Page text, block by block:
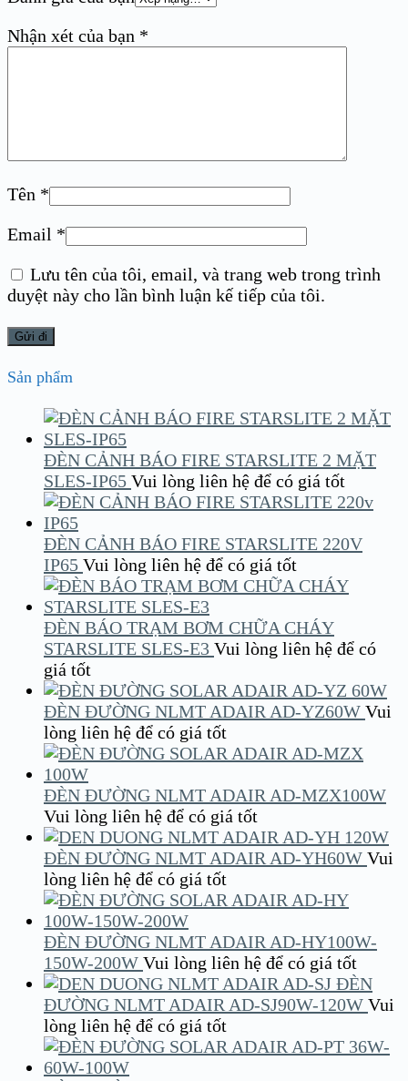
Nhận xét của bạn *
Tên *
Email *
Lưu tên của tôi, email, và trang web trong trình
duyệt này cho lần bình luận kế tiếp của tôi.
Sản phẩm
ĐÈN CẢNH BÁO FIRE STARSLITE 2 MẶT
SLES-IP65 Vui lòng liên hệ để có giá tốt
ĐÈN CẢNH BÁO FIRE STARSLITE 220V
IP65 Vui lòng liên hệ để có giá tốt
ĐÈN BÁO TRẠM BƠM CHỮA CHÁY
STARSLITE SLES-E3 Vui lòng liên hệ để có
giá tốt
ĐÈN ĐƯỜNG NLMT ADAIR AD-YZ60W Vui
lòng liên hệ để có giá tốt
ĐÈN ĐƯỜNG NLMT ADAIR AD-MZX100W
Vui lòng liên hệ để có giá tốt
ĐÈN ĐƯỜNG NLMT ADAIR AD-YH60W Vui
lòng liên hệ để có giá tốt
ĐÈN ĐƯỜNG NLMT ADAIR AD-HY100W-
150W-200W Vui lòng liên hệ để có giá tốt
ĐÈN
ĐƯỜNG NLMT ADAIR AD-SJ90W-120W Vui
lòng liên hệ để có giá tốt